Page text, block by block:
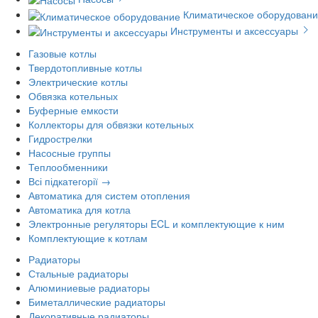
Климатическое
Инструменты и аксессуары
Газовые котлы
Твердотопливные котлы
Электрические котлы
Обвязка котельных
Буферные емкости
Коллекторы для обвязки котельных
Гидрострелки
Насосные группы
Теплообменники
Всі підкатегорії →
Автоматика для систем отопления
Автоматика для котла
Электронные регуляторы ECL и комплектующие к ним
Комплектующие к котлам
Радиаторы
Стальные радиаторы
Алюминиевые радиаторы
Биметаллические радиаторы